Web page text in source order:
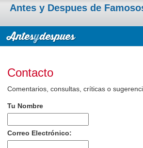
Antes y Despues de
Contacto
Comentarios, consultas, críticas o
Tu Nombre
Correo Electrónico: